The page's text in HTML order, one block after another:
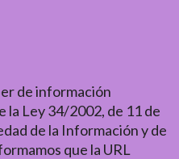
de información
la Ley 34/2002, de 11 de
de la Información y de
que la URL